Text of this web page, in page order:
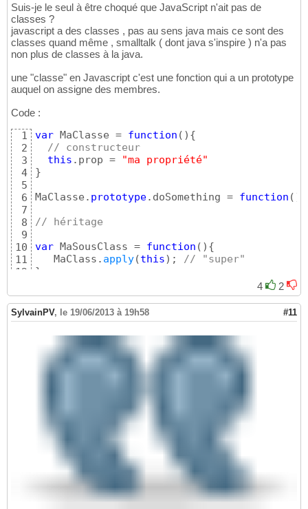
Suis-je le seul à être choqué que JavaScript n'ait pas de
classes ?
javascript a des classes , pas au sens java mais ce sont des
classes quand même , smalltalk ( dont java s'inspire ) n'a pas
non plus de classes à la java.
une "classe" en Javascript c'est une fonction qui a un prototype
auquel on assigne des membres.
Code :
1
2
3
4
5
6
7
8
9
10
11
12
14
var MaClasse = function ( ) {
// constructeur
this .prop =
"ma propriété"
}
MaClasse. prototype.doSomething = function ( )
// héritage
var MaSousClass = function ( ) {
   MaClass.
apply(this) ;
// "super"
}
MaSousClass.prototype = new MaClass;
4 2
SylvainPV, le 19/06/2013 à 19h58 #11